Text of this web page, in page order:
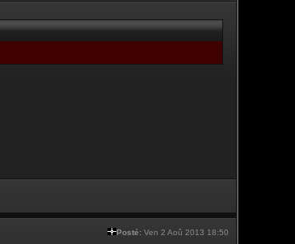
Posté: Ven 2 Aoû 2013 18:50